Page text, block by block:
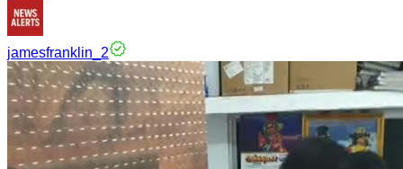
jamesfranklin_2